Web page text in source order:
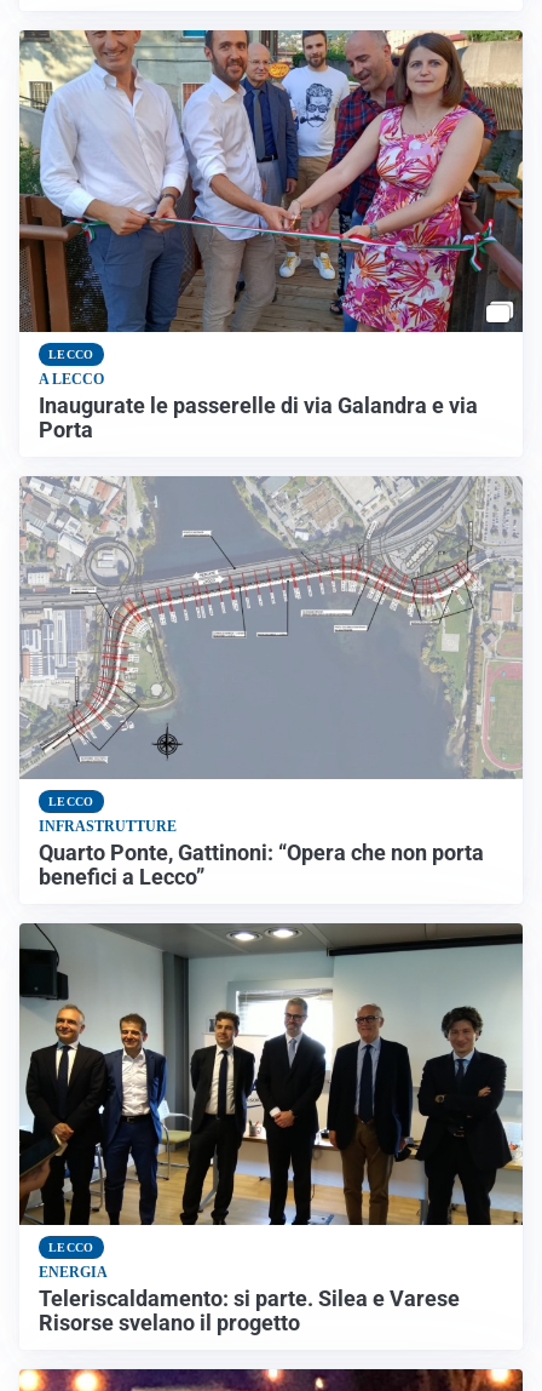
LECCO
A LECCO
Inaugurate le passerelle di via Galandra e via
Porta
LECCO
INFRASTRUTTURE
Quarto Ponte, Gattinoni: “Opera che non porta
benefici a Lecco”
LECCO
ENERGIA
Teleriscaldamento: si parte. Silea e Varese
Risorse svelano il progetto